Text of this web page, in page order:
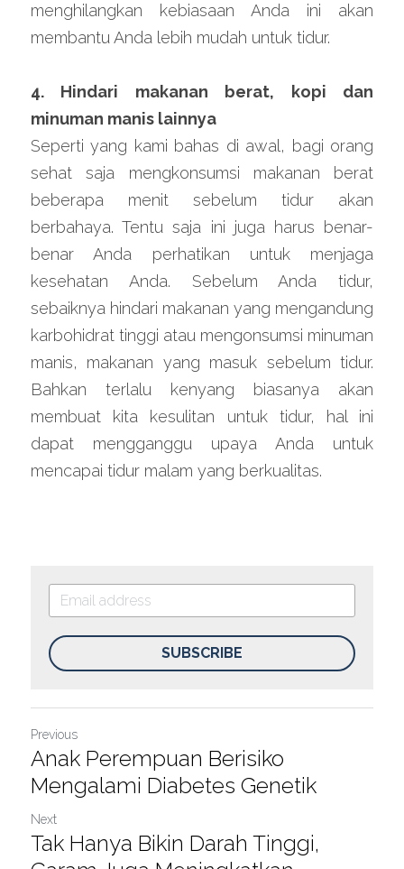
menghilangkan kebiasaan Anda ini akan
membantu Anda lebih mudah untuk tidur.
4. Hindari makanan berat, kopi dan
minuman manis lainnya
Seperti yang kami bahas di awal, bagi orang
sehat saja mengkonsumsi makanan berat
beberapa menit sebelum tidur akan
berbahaya. Tentu saja ini juga harus benar-
benar Anda perhatikan untuk menjaga
kesehatan Anda. Sebelum Anda tidur,
sebaiknya hindari makanan yang mengandung
karbohidrat tinggi atau mengonsumsi minuman
manis, makanan yang masuk sebelum tidur.
Bahkan terlalu kenyang biasanya akan
membuat kita kesulitan untuk tidur, hal ini
dapat mengganggu upaya Anda untuk
mencapai tidur malam yang berkualitas.
SUBSCRIBE
Previous
Anak Perempuan Berisiko
Mengalami Diabetes Genetik
Next
Tak Hanya Bikin Darah Tinggi,